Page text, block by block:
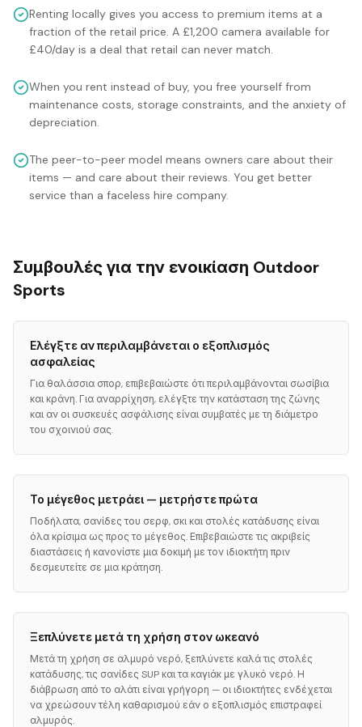
Renting locally gives you access to premium items at a
fraction of the retail price. A £1,200 camera available for
£40/day is a deal that retail can never match.
When you rent instead of buy, you free yourself from
maintenance costs, storage constraints, and the anxiety of
depreciation.
The peer-to-peer model means owners care about their
items — and care about their reviews. You get better
service than a faceless hire company.
Συμβουλές για την ενοικίαση Outdoor
Sports
Ελέγξτε αν περιλαμβάνεται ο εξοπλισμός
ασφαλείας
Για θαλάσσια σπορ, επιβεβαιώστε ότι περιλαμβάνονται σωσίβια
και κράνη. Για αναρρίχηση, ελέγξτε την κατάσταση της ζώνης
και αν οι συσκευές ασφάλισης είναι συμβατές με τη διάμετρο
του σχοινιού σας.
Το μέγεθος μετράει — μετρήστε πρώτα
Ποδήλατα, σανίδες του σερφ, σκι και στολές κατάδυσης είναι
όλα κρίσιμα ως προς το μέγεθος. Επιβεβαιώστε τις ακριβείς
διαστάσεις ή κανονίστε μια δοκιμή με τον ιδιοκτήτη πριν
δεσμευτείτε σε μια κράτηση.
Ξεπλύνετε μετά τη χρήση στον ωκεανό
Μετά τη χρήση σε αλμυρό νερό, ξεπλύνετε καλά τις στολές
κατάδυσης, τις σανίδες SUP και τα καγιάκ με γλυκό νερό. Η
διάβρωση από το αλάτι είναι γρήγορη — οι ιδιοκτήτες ενδέχεται
να χρεώσουν τέλη καθαρισμού εάν ο εξοπλισμός επιστραφεί
αλμυρός.